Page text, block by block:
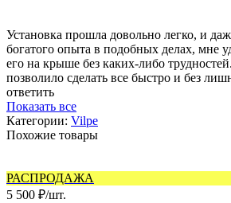
Установка прошла довольно легко, и
богатого опыта в подобных делах, мне
его на крыше без каких-либо
позволило сделать все быстро и без
ответить
Показать все
Категории: Vilpe
Похожие товары
РАСПРОДАЖА
5 500 ₽/шт.